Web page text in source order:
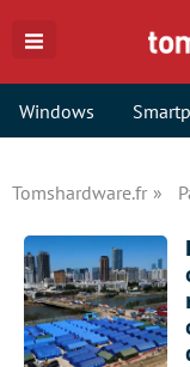
Windows
Tomshardware.fr